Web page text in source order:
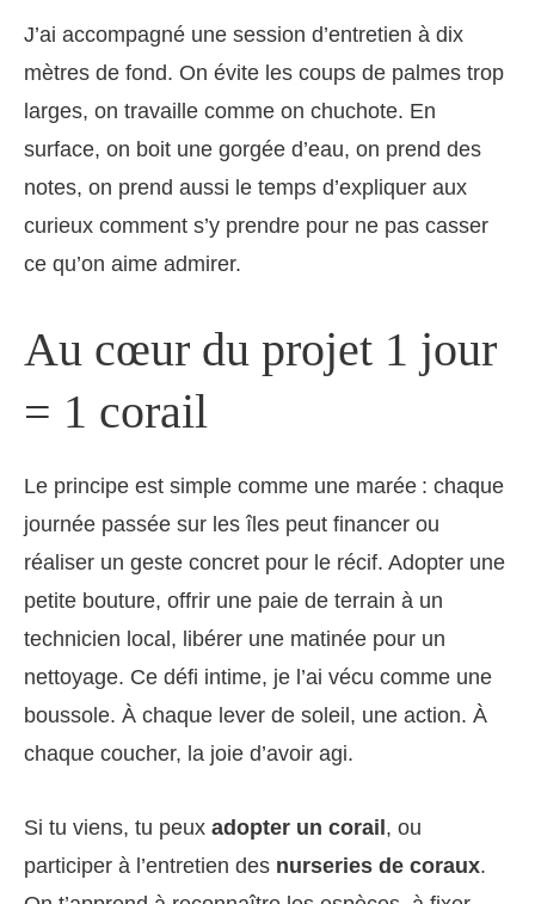
J’ai accompagné une session d’entretien à dix
mètres de fond. On évite les coups de palmes trop
larges, on travaille comme on chuchote. En
surface, on boit une gorgée d’eau, on prend des
notes, on prend aussi le temps d’expliquer aux
curieux comment s’y prendre pour ne pas casser
ce qu’on aime admirer.
Au cœur du projet 1 jour
= 1 corail
Le principe est simple comme une marée : chaque
journée passée sur les îles peut financer ou
réaliser un geste concret pour le récif. Adopter une
petite bouture, offrir une paie de terrain à un
technicien local, libérer une matinée pour un
nettoyage. Ce défi intime, je l’ai vécu comme une
boussole. À chaque lever de soleil, une action. À
chaque coucher, la joie d’avoir agi.
Si tu viens, tu peux adopter un corail , ou
participer à l’entretien des nurseries de coraux.